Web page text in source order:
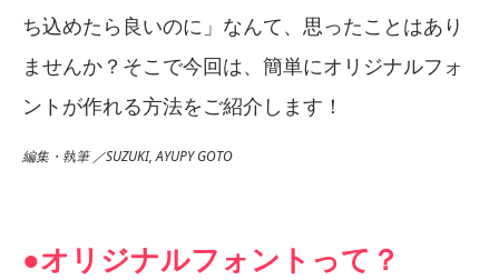
ち込めたら良いのに」なんて、思ったことはあり
ませんか？そこで今回は、簡単にオリジナルフォ
ントが作れる方法をご紹介します！
編集・執筆 ／SUZUKI, AYUPY GOTO
●オリジナルフォントって？